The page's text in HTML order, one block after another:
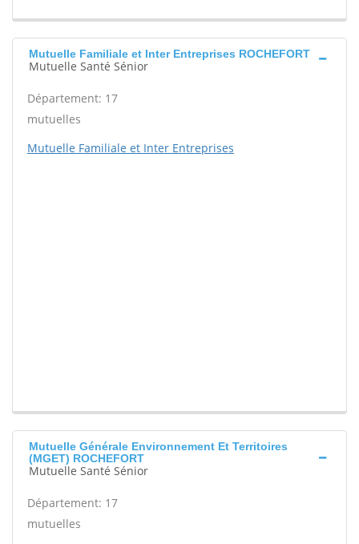
Mutuelle Familiale et Inter Entreprises ROCHEFORT
Mutuelle Santé Sénior
Département: 17
mutuelles
Mutuelle Familiale et Inter Entreprises
Mutuelle Générale Environnement Et Territoires
(MGET) ROCHEFORT
Mutuelle Santé Sénior
Département: 17
mutuelles